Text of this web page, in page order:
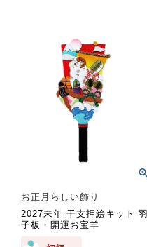
お正月らしい飾り
2027未年 干支押絵キット 羽
子板・開運お宝羊